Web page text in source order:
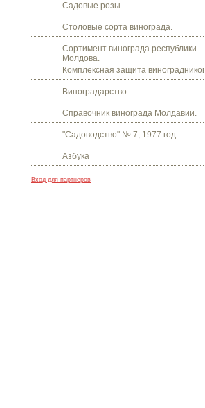
Садовые розы.
Столовые сорта винограда.
Сортимент винограда республики
Молдова.
Комплексная защита виноградников.
Виноградарство.
Справочник винограда Молдавии.
"Садоводство" № 7, 1977 год.
Азбука
Вход для партнеров